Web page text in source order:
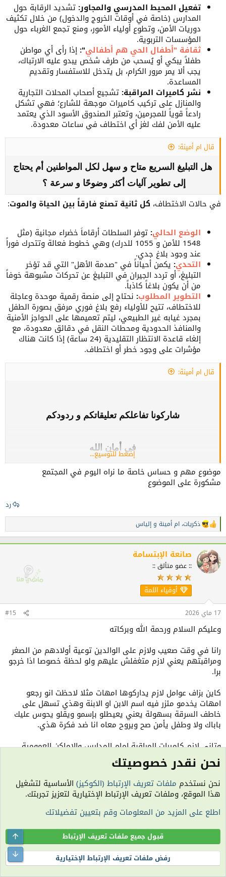
تفعيل المحيط المدرسي والمجاور: تشديد الرقابة حول
المدارس (خاصة في أوقات الخروج والدخول) من خلال تكثيف
دوريات الأمن، وتطوع أولياء الأمور، ومنع تجمع الغرباء حول
المؤسسات التربوية.
ثقافة "أطفال الحي هم أطفالي": إذا رأى أي مواطن
طفلاً يبكي أو يُسحب من طرف شخص يبدو عليه الارتباك،
يجب ألا يمر مرور الكرام، بل يتدخل للاستفسار وتقديم
المساعدة.
نشر كاميرات المراقبة: تشجيع أصحاب المحلات التجارية
والمنازل على تركيب كاميرات موجهة للشارع؛ فهي تشكل
رادعاً قوياً للمجرمين، وتعتبر الصندوق الأسود الذي يعتمد
عليه الأمن لفك لغز أي اختطاف في ساعات معدودة.
قال ام أمينة:
هل التبليغ السريع متاح و سهل لكل المواطنين أم يحتاج
إلى تطوير آليات أكثر وضوحًا و سرعة ؟
في حالات الاختطاف، كل ثانية تصنع فارقاً بين الحياة والموت:
الوضع الحالي: توفر السلطات أرقاماً خضراء مجانية (مثل
1548 للأمن و 1055 للدرك) وهي خطوط فعالة وتتحرك فوراً
عند وجود بلاغ جدي.
التحدي: يكمن أحياناً في "صدمة الأهل" التي قد تؤخر
التبليغ، أو تردد الجيران في التبليغ عن تحركات مشبوهة خوفاً
من أن يكون بلاغاً كاذباً.
التطوير المطلوب: نحتاج إلى منصة رقمية موحدة وعاجلة
للاختطاف، تتيح للأولياء رفع بلاغ فوري مرفق بصورة الطفل
بمجرد غيابه غير الطبيعي، ليتم تعميمها على الحواجز الأمنية
والمنافذ الحدودية ومحطات النقل في دقائق معدودة، مع
إلغاء قاعدة الانتظار التقليدية (24 ساعة) إذا كانت هناك
مؤشرات على وجود خطر أو اختطاف.
قال ام أمينة:
شاركونا تفاعلكم تعليقاتكم و ردودكم
في أمان الله
....
إضغط للتوسيع...
موضوع مهم و حساس خاصة ما نراه اليوم في المجتمع
مشكورة على الموضوع
رد
ا
ل
ت
ف
ا
ع
ذكريات، ام أمينة و إلياس
صانعة الإبتسامة
:: عضو متألق ::
أوفياء اللمة
17 ماي 2026 #15
وعليكم السلام ورحمة الله وبركاته
رانا في وقت صعيب ولازم على الوالدين توعية أولادهم من الصغر
ومراقبتهم يعني لازم متغفلش عليهم ولو لحظة خصوصا اذا خرجو
برا.
كاين بزاف عوامل لازم يداركوها امهات مثلا لاحظت انو رجعو
امهات يخدمو مئزر فيه اسم الابن او الابنة وهذي تسهل على
خاطف السرقة بسهولة يعني يعيطلو بإسمو ويقلو يحوس عليك
باباك ولا وطفل يأمن صح ويروح معاه انا ضد فكرة هذي.
وتاني لازم كاميرات المراقبة امام المدارس والاماكن العمومية
وحتى الاحياء لما لا.
شكرا ع الموضوع المميز
ل
ع
ذكريات، إلياسو ام أمينة
ام أمينة
:: مراقبة عامة :: ✍️ top5 👑
نحن نقدر خصوصيتك
نحن نستخدم ملفات تعريف الإرتباط (الكوكيز) الأساسية لتشغيل
هذا الموقع، وملفات تعريف الإرتباط الإختيارية لتعزيز تجربتك.
اطلع على المزيد من المعلومات وقم بتعيين تفضيلاتك
قبول جميع ملفات تعريف الإرتباط
رفض ملفات تعريف الإرتباط الإختيارية